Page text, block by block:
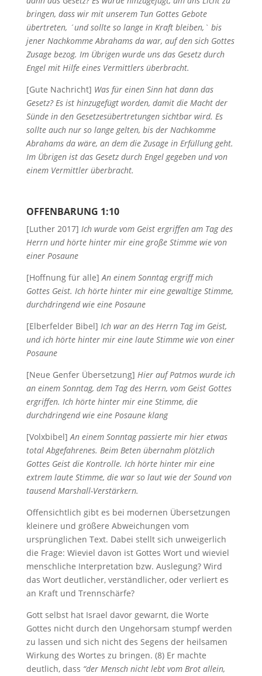
bringen, dass wir mit unserem Tun Gottes Gebote
übertreten, ´und sollte so lange in Kraft bleiben,` bis
jener Nachkomme Abrahams da war, auf den sich Gottes
Zusage bezog. Im Übrigen wurde uns das Gesetz durch
Engel mit Hilfe eines Vermittlers überbracht.
[Gute Nachricht] Was für einen Sinn hat dann das
Gesetz? Es ist hinzugefügt worden, damit die Macht der
Sünde in den Gesetzesübertretungen sichtbar wird. Es
sollte auch nur so lange gelten, bis der Nachkomme
Abrahams da wäre, an dem die Zusage in Erfüllung geht.
Im Übrigen ist das Gesetz durch Engel gegeben und von
einem Vermittler überbracht.
OFFENBARUNG 1:10
[Luther 2017] Ich wurde vom Geist ergriffen am Tag des
Herrn und hörte hinter mir eine große Stimme wie von
einer Posaune
[Hoffnung für alle]An einem Sonntag ergriff mich
Gottes Geist. Ich hörte hinter mir eine gewaltige Stimme,
durchdringend wie eine Posaune
[Elberfelder Bibel] Ich war an des Herrn Tag im Geist,
und ich hörte hinter mir eine laute Stimme wie von einer
Posaune
[Neue Genfer Übersetzung] Hier auf Patmos wurde ich
an einem Sonntag, dem Tag des Herrn, vom Geist Gottes
ergriffen. Ich hörte hinter mir eine Stimme, die
durchdringend wie eine Posaune klang
[Volxbibel]An einem Sonntag passierte mir hier etwas
total Abgefahrenes. Beim Beten übernahm plötzlich
Gottes Geist die Kontrolle. Ich hörte hinter mir eine
extrem laute Stimme, die war so laut wie der Sound von
tausend Marshall-Verstärkern.
Offensichtlich gibt es bei modernen Übersetzungen
kleinere und größere Abweichungen vom
ursprünglichen Text. Dabei stellt sich unweigerlich
die Frage: Wieviel davon ist Gottes Wort und wieviel
menschliche Interpretation bzw. Auslegung? Wird
das Wort deutlicher, verständlicher, oder verliert es
an Kraft und Trennschärfe?
Gott selbst hat Israel davor gewarnt, die Worte
Gottes nicht durch den Ungehorsam stumpf werden
zu lassen und sich nicht des Segens der heilsamen
Wirkung des Wortes zu bringen. (8) Er machte
deutlich, dass “der Mensch nicht lebt vom Brot allein,